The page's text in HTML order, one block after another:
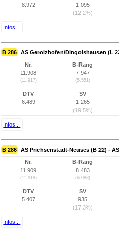
8.972
1.095
(12,2%)
Infos...
B 286 AS Gerolzhofen/Dingolshausen (L
Nr.
11.908
(11.917)
B-Rang
7.947
(5.551)
DTV
6.489
SV
1.265
(19,5%)
Infos...
B 286 AS Prichsenstadt-Neuses (B 22) -
Nr.
11.909
(11.918)
B-Rang
8.483
(6.083)
DTV
5.407
SV
935
(17,3%)
Infos...